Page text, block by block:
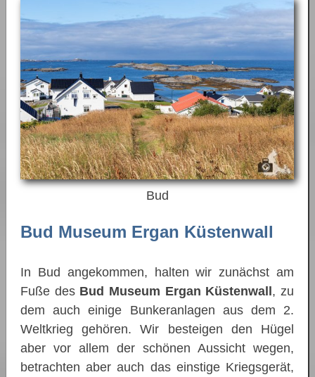
Bud
Bud Museum Ergan Küstenwall
In Bud angekommen, halten wir zunächst am
Fuße des Bud Museum Ergan Küstenwall , zu
dem auch einige Bunkeranlagen aus dem 2.
Weltkrieg gehören. Wir besteigen den Hügel
aber vor allem der schönen Aussicht wegen,
betrachten aber auch das einstige Kriegsgerät,